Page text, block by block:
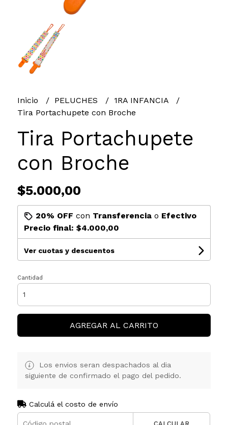
Inicio PELUCHES
1RA INFANCIA
Tira Portachupete con Broche
Tira Portachupete
con Broche
$5.000,00
20% OFF con Transferenciao Efectivo
Precio final: $4.000,00
Ver cuotas y descuentos
Cantidad
AGREGAR AL CARRITO
Los envios seran despachados al dia
siguiente de confirmado el pago del pedido.
Calculá el costo de envío